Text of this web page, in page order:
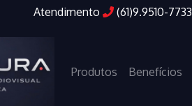
Atendimento (61)9.9510-7733
Produtos Benefícios